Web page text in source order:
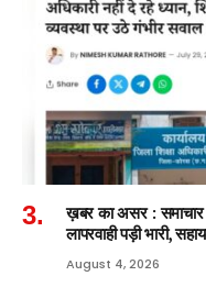
ख़बर का असर :
लापरवाही पड़ी भारी,
August 4, 2026